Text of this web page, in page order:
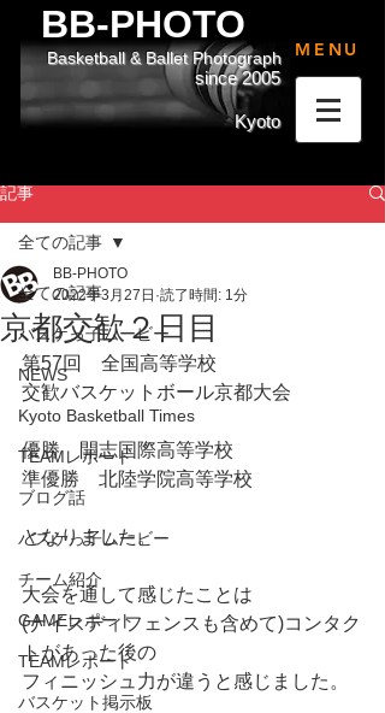
BB-PHOTO
since 2005
Basketball & Ballet Photograph
Kyoto
MENU
記事
全ての記事
バスケっ子ムービー
NEWS
Kyoto Basketball Times
TEAMレポート
ブログ話
バスケっ子ムービー
チーム紹介
GAMEレポート
TEAMレポート
バスケット掲示板
全ての記事
京都交歓２日目
BB-PHOTO
2022年3月27日 読了時間: 1分
第57回　全国高等学校
交歓バスケットボール京都大会
優勝　開志国際高等学校
準優勝　北陸学院高等学校
となりました。
大会を通して感じたことは
(ナイスディフェンスも含めて)コンタク
トがあった後の
フィニッシュ力が違うと感じました。